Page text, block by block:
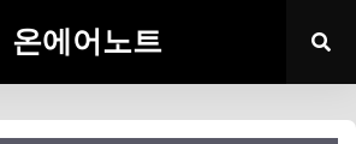
온에어노트